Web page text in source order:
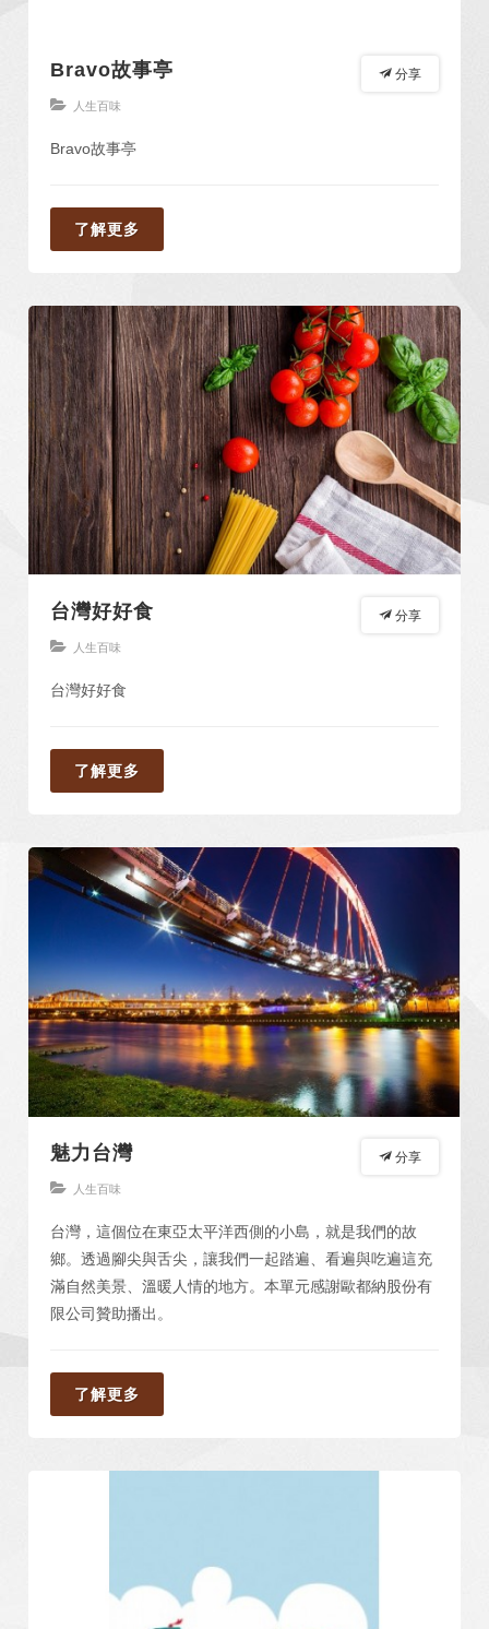
分享
Bravo故事亭
人生百味
Bravo故事亭
了解更多
分享
台灣好好食
人生百味
台灣好好食
了解更多
分享
魅力台灣
人生百味
台灣，這個位在東亞太平洋西側的小島，就是我們的故
鄉。透過腳尖與舌尖，讓我們一起踏遍、看遍與吃遍這充
滿自然美景、溫暖人情的地方。本單元感謝歐都納股份有
限公司贊助播出。
了解更多